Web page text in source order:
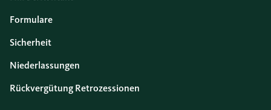
Formulare
Sicherheit
Niederlassungen
Rückvergütung Retrozessionen